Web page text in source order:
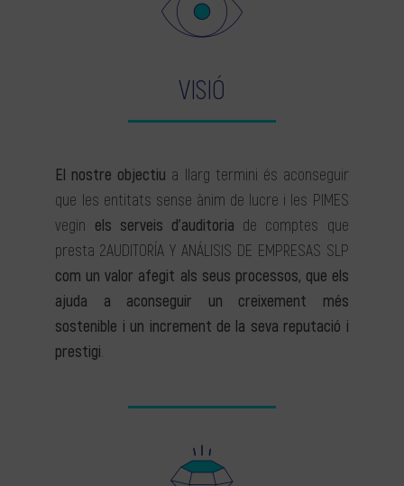
VISIÓ
El nostre objectiu a llarg termini és aconseguir
que les entitats sense ànim de lucre i les PIMES
vegin els serveis d’auditoria de comptes que
presta 2AUDITORÍA Y ANÁLISIS DE EMPRESAS SLP
com un valor afegit als seus processos, que els
ajuda a aconseguir un creixement més
sostenible i un increment de la seva reputació i
prestigi.